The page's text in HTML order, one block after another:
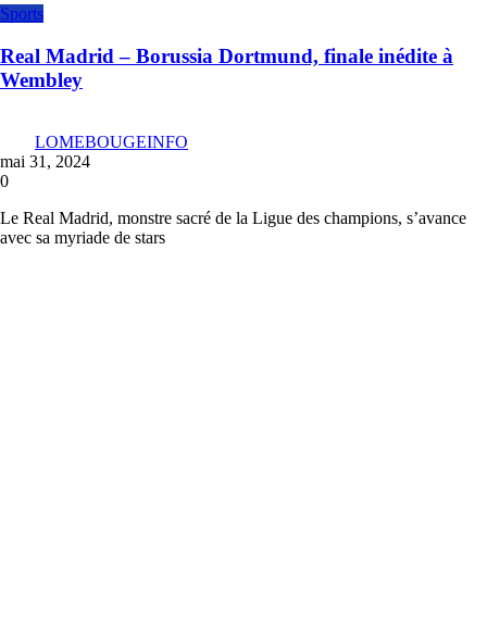
Sports
Real Madrid – Borussia Dortmund, finale inédite à
Wembley
LOMEBOUGEINFO
mai 31, 2024
0
Le Real Madrid, monstre sacré de la Ligue des champions, s’avance
avec sa myriade de stars